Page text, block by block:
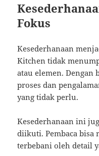
Fokus
Kesederhanaan
Kitchen tidak
atau elemen. Dengan
proses dan
yang tidak perlu.
Kesederhanaan ini
diikuti. Pembaca bisa
terbebani oleh detail